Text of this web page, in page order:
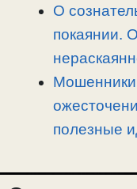
О
покаянии.
полезные